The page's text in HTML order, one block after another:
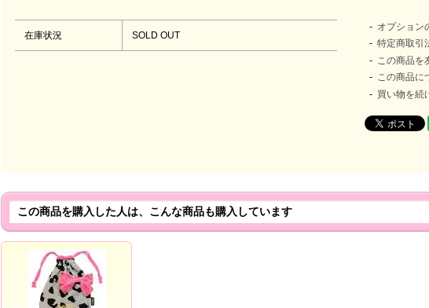
在庫状況 SOLD OUT
オプション
特定商取引
この商品を
この商品に
買い物を続
この商品を購入した人は、こんな商品も購入しています